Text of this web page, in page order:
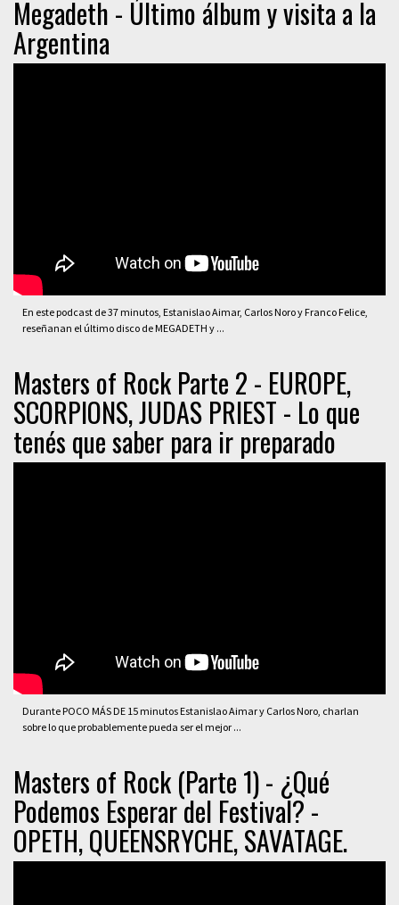
Megadeth - Último álbum y visita a la
Argentina
En este podcast de 37 minutos, Estanislao Aimar, Carlos Noro y Franco Felice,
reseñanan el último disco de MEGADETH y ...
Masters of Rock Parte 2 - EUROPE,
SCORPIONS, JUDAS PRIEST - Lo que
tenés que saber para ir preparado
Durante POCO MÁS DE 15 minutos Estanislao Aimar y Carlos Noro, charlan
sobre lo que probablemente pueda ser el mejor ...
Masters of Rock (Parte 1) - ¿Qué
Podemos Esperar del Festival? -
OPETH, QUEENSRYCHE, SAVATAGE.